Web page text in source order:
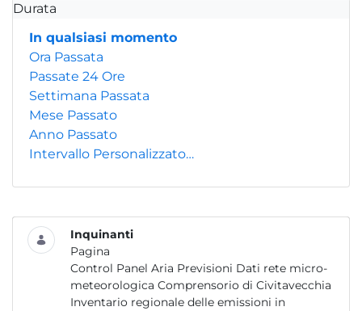
Durata
In qualsiasi momento
Ora Passata
Passate 24 Ore
Settimana Passata
Mese Passato
Anno Passato
Intervallo Personalizzato…
Inquinanti
Pagina
Control Panel Aria Previsioni Dati rete micro-
meteorologica Comprensorio di Civitavecchia
Inventario regionale delle emissioni in